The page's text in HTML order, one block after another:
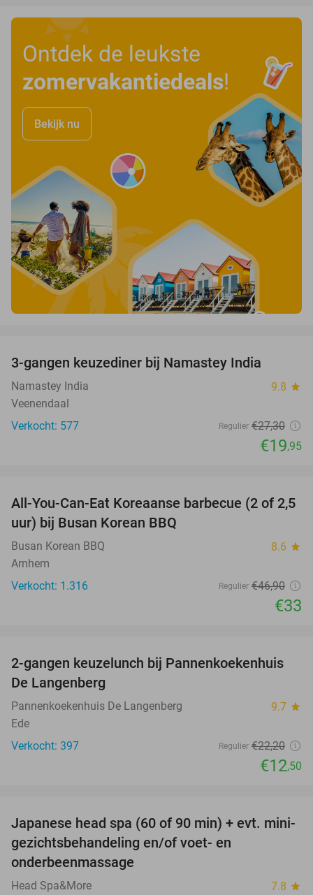
Ontdek de leukste
zomervakantiedeals!
Bekijk nu
3-gangen keuzediner bij Namastey India
Namastey India 9.8 star
Veenendaal
Verkocht: 577
Regulier €27,30
€19,95
30%
All-You-Can-Eat Koreaanse barbecue (2 of 2,5
uur) bij Busan Korean BBQ
Busan Korean BBQ 8.6 star
Arnhem
Verkocht: 1.316
Regulier €46,90
€33
44%
2-gangen keuzelunch bij Pannenkoekenhuis
De Langenberg
Pannenkoekenhuis De Langenberg 9.7 star
Ede
Verkocht: 397
Regulier €22,20
€12,50
41%
Japanese head spa (60 of 90 min) + evt. mini-
gezichtsbehandeling en/of voet- en
onderbeenmassage
Head Spa&More 7.8 star